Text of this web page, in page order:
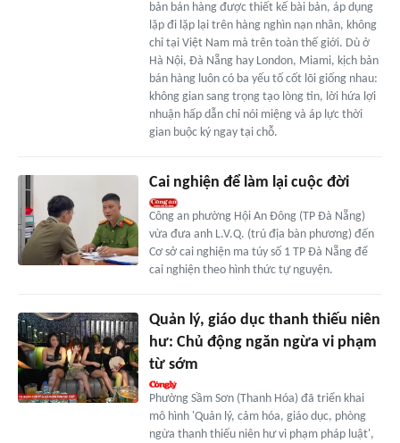
bản bán hàng được thiết kế bài bản, áp dụng
lặp đi lặp lại trên hàng nghìn nạn nhân, không
chỉ tại Việt Nam mà trên toàn thế giới. Dù ở
Hà Nội, Đà Nẵng hay London, Miami, kịch bản
bán hàng luôn có ba yếu tố cốt lõi giống nhau:
không gian sang trọng tạo lòng tin, lời hứa lợi
nhuận hấp dẫn chỉ nói miệng và áp lực thời
gian buộc ký ngay tại chỗ.
Cai nghiện để làm lại cuộc đời
Công an phường Hội An Đông (TP Đà Nẵng)
vừa đưa anh L.V.Q. (trú địa bàn phương) đến
Cơ sở cai nghiện ma túy số 1 TP Đà Nẵng để
cai nghiện theo hình thức tự nguyện.
Quản lý, giáo dục thanh thiếu niên
hư: Chủ động ngăn ngừa vi phạm
từ sớm
Phường Sầm Sơn (Thanh Hóa) đã triển khai
mô hình 'Quản lý, cảm hóa, giáo dục, phòng
ngừa thanh thiếu niên hư vi phạm pháp luật',